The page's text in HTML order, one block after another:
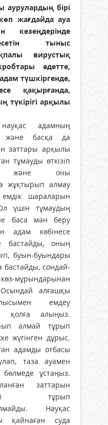
аурулардың бірі
жағдайда ауа
кезеңдерінде
тыныс
вирустық
әдетте,
түшкіргенде,
қақырғанда,
түкірігі арқылы
адамның
және басқа да
заттары арқылы
тұмауды өткізіп
және оны
жұқтырып алмау
шараларын
үшін тұмаудың
баса мән беру
адам көбінесе
бастайды, оның
буын-буындары
сондай-
көз-мұрындарынан
алғашқы
емдеу
қолға алыңыз.
алмай тұрып
жүгінген дұрыс.
адамды отбасы
таза ауамен
ұстаңыз.
заттарын
тұрып
Науқас
қайнаған суда